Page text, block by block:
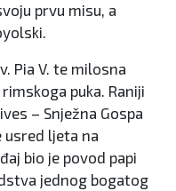
prvu misu, a
Pia V. te milosna
puka. Raniji
– Snježna Gospa
usred ljeta na
bio je povod papi
jednog bogatog